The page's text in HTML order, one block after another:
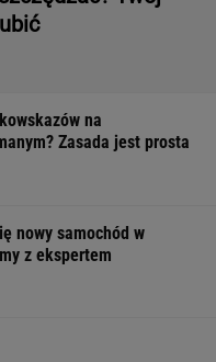
na
Zasada jest prosta
nowy samochód w
z ekspertem